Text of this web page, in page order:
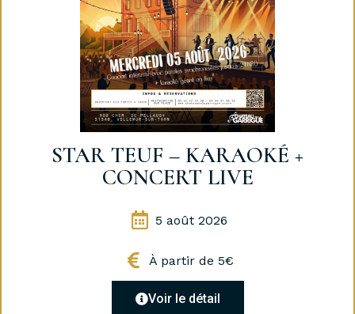
STAR TEUF – KARAOKÉ +
CONCERT LIVE
5 août 2026
À partir de 5€
Voir le détail